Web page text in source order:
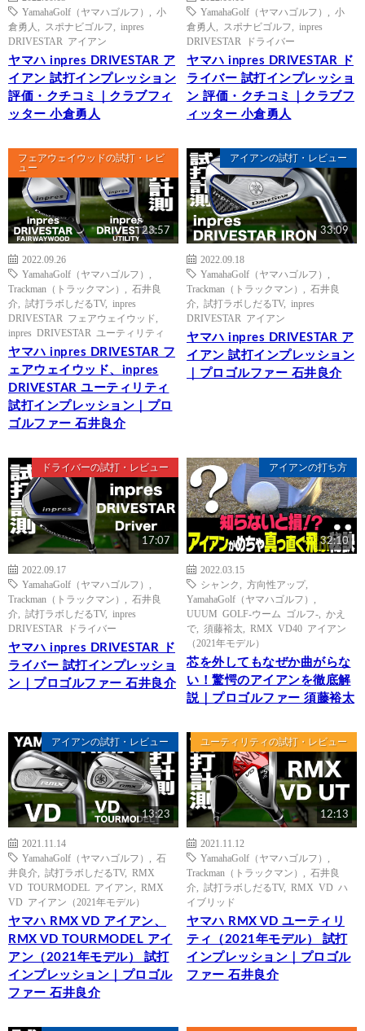
YamahaGolf（ヤマハゴルフ）
小
倉勇人
スポナビゴルフ
inpres
DRIVESTAR アイアン
ヤマハ inpres DRIVESTAR ア
イアン 試打インプレッション
評価・クチコミ｜クラブフィ
ッター 小倉勇人
YamahaGolf（ヤマハゴルフ）
小
倉勇人
スポナビゴルフ
inpres
DRIVESTAR ドライバー
ヤマハ inpres DRIVESTAR ド
ライバー 試打インプレッショ
ン 評価・クチコミ｜クラブフ
ィッター 小倉勇人
フェアウェイウッドの試打・レビ
ュー
23:57
2022.09.26
YamahaGolf（ヤマハゴルフ）
Trackman（トラックマン）
石井良
介
試打ラボしだるTV, inpres
DRIVESTAR フェアウェイウッド
inpres DRIVESTAR ユーティリティ
ヤマハ inpres DRIVESTAR フ
ェアウェイウッド、inpres
DRIVESTAR ユーティリティ
試打インプレッション｜プロ
ゴルファー 石井良介
アイアンの試打・レビュー
33:09
2022.09.18
YamahaGolf（ヤマハゴルフ）
Trackman（トラックマン）
石井良
介
試打ラボしだるTV, inpres
DRIVESTAR アイアン
ヤマハ inpres DRIVESTAR ア
イアン 試打インプレッション
｜プロゴルファー 石井良介
ドライバーの試打・レビュー
17:07
2022.09.17
YamahaGolf（ヤマハゴルフ）
Trackman（トラックマン）
石井良
介
試打ラボしだるTV, inpres
DRIVESTAR ドライバー
ヤマハ inpres DRIVESTAR ド
ライバー 試打インプレッショ
ン｜プロゴルファー 石井良介
アイアンの打ち方
32:10
2022.03.15
シャンク
方向性アップ,
YamahaGolf（ヤマハゴルフ）
UUUM GOLF-ウーム ゴルフ-
かえ
で
須藤裕太
RMX VD40 アイアン
（2021年モデル）
芯を外してもなぜか曲がらな
い！驚愕のアイアンを徹底解
説｜プロゴルファー 須藤裕太
アイアンの試打・レビュー
13:23
2021.11.14
YamahaGolf（ヤマハゴルフ）
石
井良介
試打ラボしだるTV, RMX
VD TOURMODEL アイアン
RMX
VD アイアン（2021年モデル）
ヤマハ RMX VD アイアン、
RMX VD TOURMODEL アイ
アン（2021年モデル） 試打
インプレッション｜プロゴル
ファー 石井良介
ユーティリティの試打・レビュー
12:13
2021.11.12
YamahaGolf（ヤマハゴルフ）
Trackman（トラックマン）
石井良
介
試打ラボしだるTV, RMX VD ハ
イブリッド
ヤマハ RMX VD ユーティリ
ティ（2021年モデル） 試打
インプレッション｜プロゴル
ファー 石井良介